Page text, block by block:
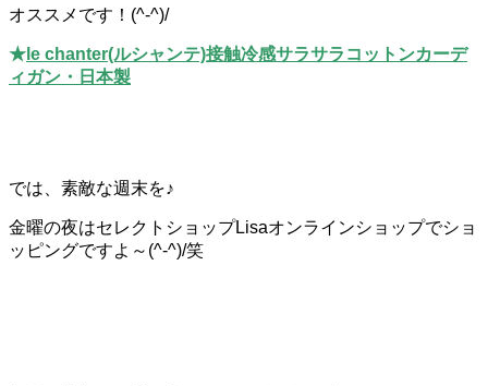
オススメです！(^-^)/
★ le chanter(ルシャンテ)接触冷感サラサラコットンカーデ
ィガン・日本製
では、素敵な週末を♪
金曜の夜はセレクトショップLisaオンラインショップでショ
ッピングですよ～(^-^)/笑